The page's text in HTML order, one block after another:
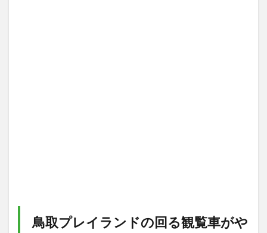
鳥取プレイランドの回る観覧車がや